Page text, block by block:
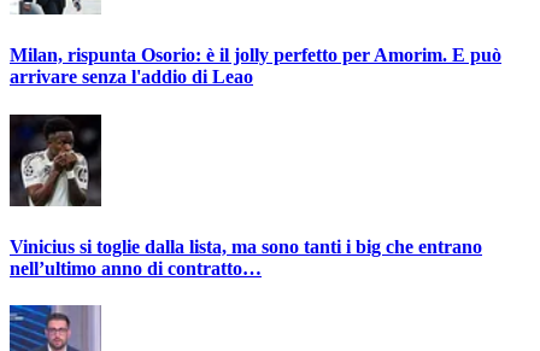
Milan, rispunta Osorio: è il jolly perfetto per Amorim. E può
arrivare senza l'addio di Leao
Vinicius si toglie dalla lista, ma sono tanti i big che entrano
nell’ultimo anno di contratto…